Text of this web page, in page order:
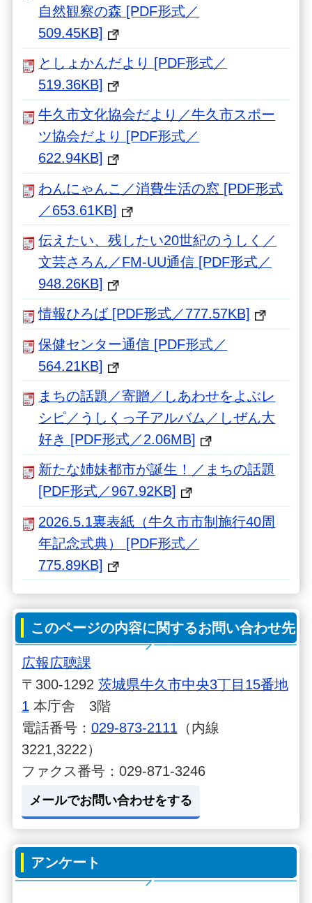
自然観察の森 [PDF形式／
509.45KB]
としょかんだより [PDF形式／
519.36KB]
牛久市文化協会だより／牛久市スポー
ツ協会だより [PDF形式／
622.94KB]
わんにゃんこ／消費生活の窓 [PDF形式
／653.61KB]
伝えたい、残したい20世紀のうしく／
文芸さろん／FM-UU通信 [PDF形式／
948.26KB]
情報ひろば [PDF形式／777.57KB]
保健センター通信 [PDF形式／
564.21KB]
まちの話題／寄贈／しあわせをよぶレ
シピ／うしくっ子アルバム／しぜん大
好き [PDF形式／2.06MB]
新たな姉妹都市が誕生！／まちの話題
[PDF形式／967.92KB]
2026.5.1裏表紙（牛久市市制施行40周
年記念式典） [PDF形式／
775.89KB]
このページの内容に関するお問い合わせ先
広報広聴課
〒300-1292 茨城県牛久市中央3丁目15番地
1 本庁舎 3階
電話番号： 029-873-2111 （内線
3221,3222）
ファクス番号：029-871-3246
メールでお問い合わせをする
アンケート